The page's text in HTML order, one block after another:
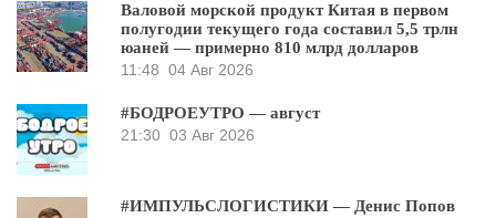
Валовой морской продукт Китая в первом
полугодии текущего года составил 5,5 трлн
юаней — примерно 810 млрд долларов
11:48 04 Авг 2026
#БОДРОЕУТРО — август
21:30 03 Авг 2026
#ИМПУЛЬСЛОГИСТИКИ — Денис Попов